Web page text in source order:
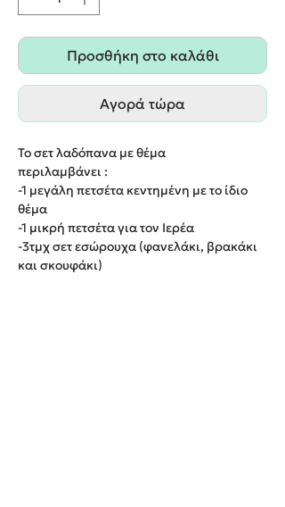
Προσθήκη στο καλάθι
Αγορά τώρα
Το σετ λαδόπανα με θέμα
περιλαμβάνει :
-1 μεγάλη πετσέτα κεντημένη με το ίδιο
θέμα
-1 μικρή πετσέτα για τον Ιερέα
-3τμχ σετ εσώρουχα (φανελάκι, βρακάκι
και σκουφάκι)